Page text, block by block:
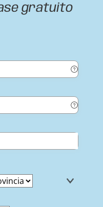
gratuito